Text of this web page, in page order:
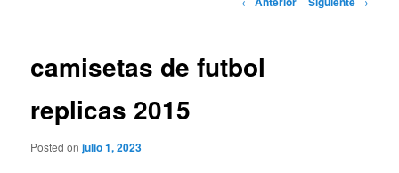
camisetas de futbol
replicas 2015
Posted onjulio 1, 2023